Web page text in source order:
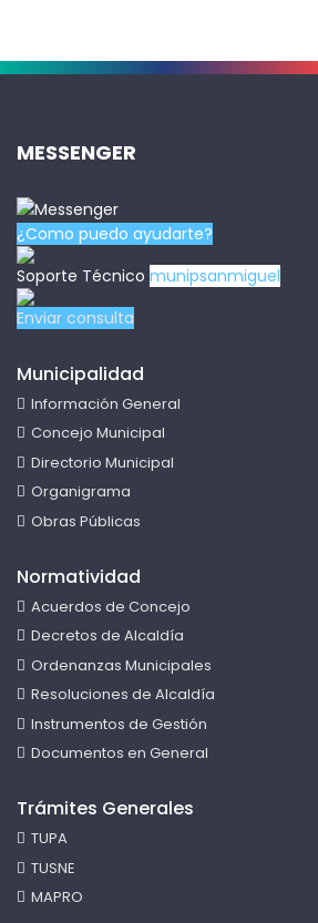
.
MESSENGER
¿Como puedo ayudarte?
Soporte Técnico munipsanmiguel
Enviar consulta
Municipalidad
Información General
Concejo Municipal
Directorio Municipal
Organigrama
Obras Públicas
Normatividad
Acuerdos de Concejo
Decretos de Alcaldía
Ordenanzas Municipales
Resoluciones de Alcaldía
Instrumentos de Gestión
Documentos en General
Trámites Generales
TUPA
TUSNE
MAPRO